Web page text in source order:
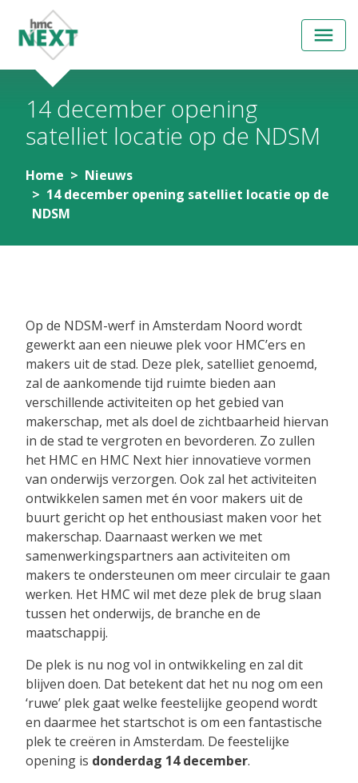
Open
menu
14 december opening
satelliet locatie op de NDSM
Home
Nieuws
14 december opening satelliet locatie op de
NDSM
Op de NDSM-werf in Amsterdam Noord wordt
gewerkt aan een nieuwe plek voor HMC’ers en
makers uit de stad. Deze plek, satelliet genoemd,
zal de aankomende tijd ruimte bieden aan
verschillende activiteiten op het gebied van
makerschap, met als doel de zichtbaarheid hiervan
in de stad te vergroten en bevorderen. Zo zullen
het HMC en HMC Next hier innovatieve vormen
van onderwijs verzorgen. Ook zal het activiteiten
ontwikkelen samen met én voor makers uit de
buurt gericht op het enthousiast maken voor het
makerschap. Daarnaast werken we met
samenwerkingspartners aan activiteiten om
makers te ondersteunen om meer circulair te gaan
werken. Het HMC wil met deze plek de brug slaan
tussen het onderwijs, de branche en de
maatschappij.
De plek is nu nog vol in ontwikkeling en zal dit
blijven doen. Dat betekent dat het nu nog om een
‘ruwe’ plek gaat welke feestelijke geopend wordt
en daarmee het startschot is om een fantastische
plek te creëren in Amsterdam. De feestelijke
opening is donderdag 14 december.